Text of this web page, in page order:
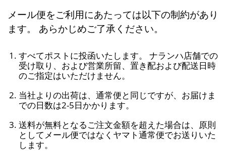
メール便をご利用にあたっては以下の制約があり
ます。 あらかじめご了承ください。
すべてポストに投函いたします。 ナランハ店舗での
受け取り、および営業所留、置き配および配送日時
のご指定はいただけません。
当社よりの出荷は、通常便と同じですが、お届けま
での日数は2-5日かかります。
送料が無料となるご注文金額を超えた場合は、原則
としてメール便ではなくヤマト通常便でお送りいた
します。